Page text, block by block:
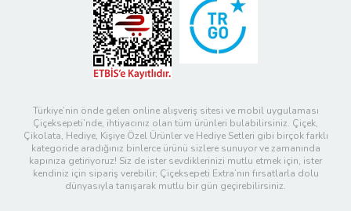
Türkiye’nin önde gelen online alışveriş sitesi ve mobil uygulaması
Çiçeksepeti’nde, ihtiyacınız olan tüm ürünleri bulabilirsiniz. Çiçek,
Çikolata, Hediye, Kişiye Özel Ürünler ve Hediye Setleri gibi birçok farklı
kategoride aradığınız binlerce ürünü sizlere sunuyor ve zamanında
kapınıza getiriyoruz! Siz de ister sevdiklerinizi mutlu etmek için, ister
kendiniz için sipariş verebilir; Çiçeksepeti Extra’nın fırsatlarla dolu
dünyasıyla tanışarak mutlu bir gün geçirebilirsiniz.